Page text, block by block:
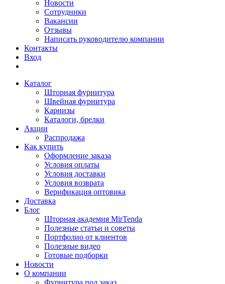
Новости
Сотрудники
Вакансии
Отзывы
Написать руководителю компании
Контакты
Вход
Каталог
Шторная фурнитура
Швейная фурнитура
Карнизы
Каталоги, брелки
Акции
Распродажа
Как купить
Оформление заказа
Условия оплаты
Условия доставки
Условия возврата
Верификация оптовика
Доставка
Блог
Шторная академия MirTenda
Полезные статьи и советы
Портфолио от клиентов
Полезные видео
Готовые подборки
Новости
О компании
Фурнитура под заказ